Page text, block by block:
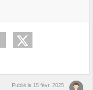
Publié le 15 févr. 2025